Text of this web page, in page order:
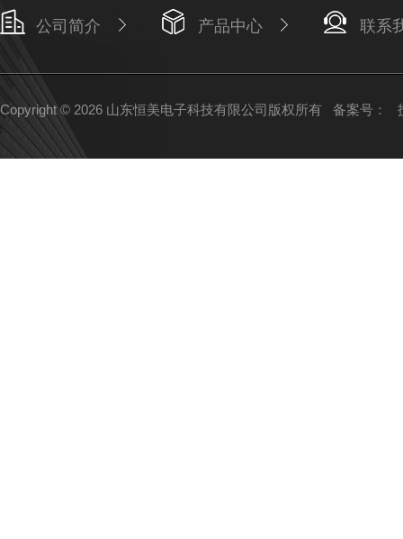
公司简介 产品中心 联系
Copyright © 2026 山东恒美电子科技有限公司版权所有 备案号：